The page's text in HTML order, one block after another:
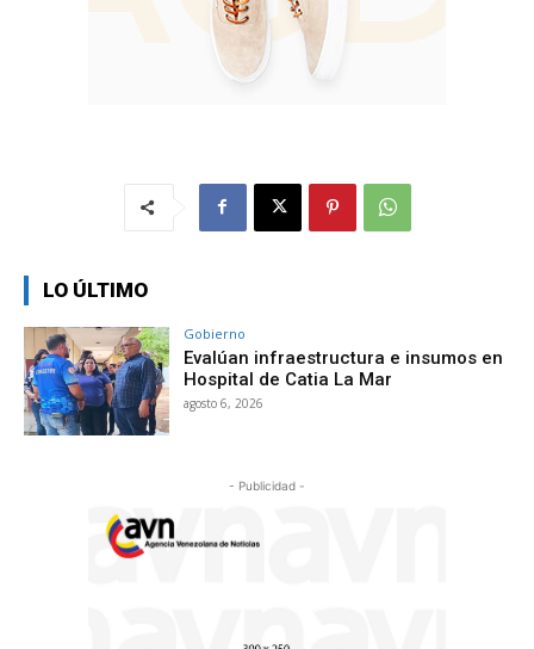
LO ÚLTIMO
Gobierno
Evalúan infraestructura e insumos en
Hospital de Catia La Mar
agosto 6, 2026
- Publicidad -